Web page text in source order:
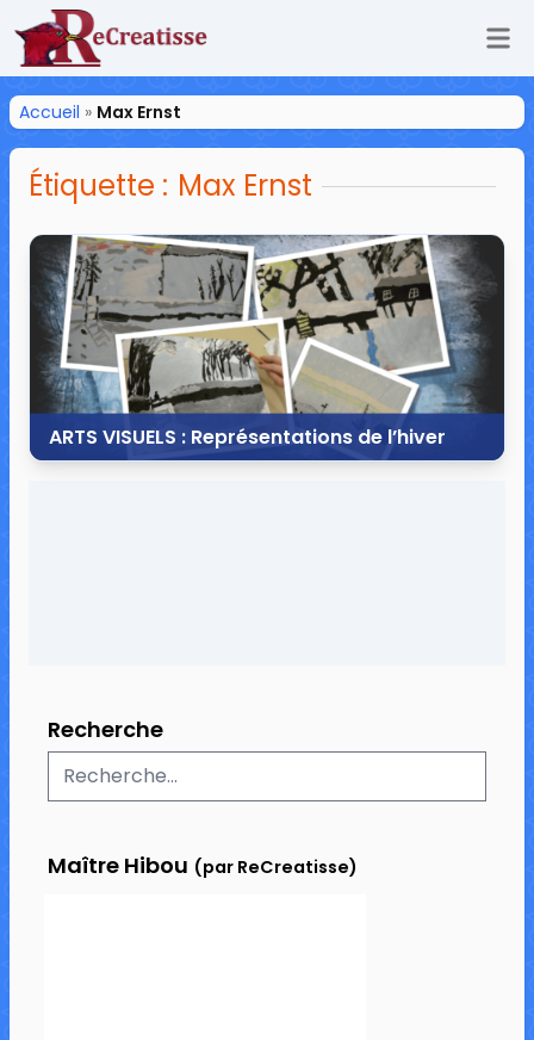
ReCreatisse
Accueil » Max Ernst
Étiquette : Max Ernst
ARTS VISUELS : Représentations de l’hiver
Recherche
Maître Hibou (par ReCreatisse)